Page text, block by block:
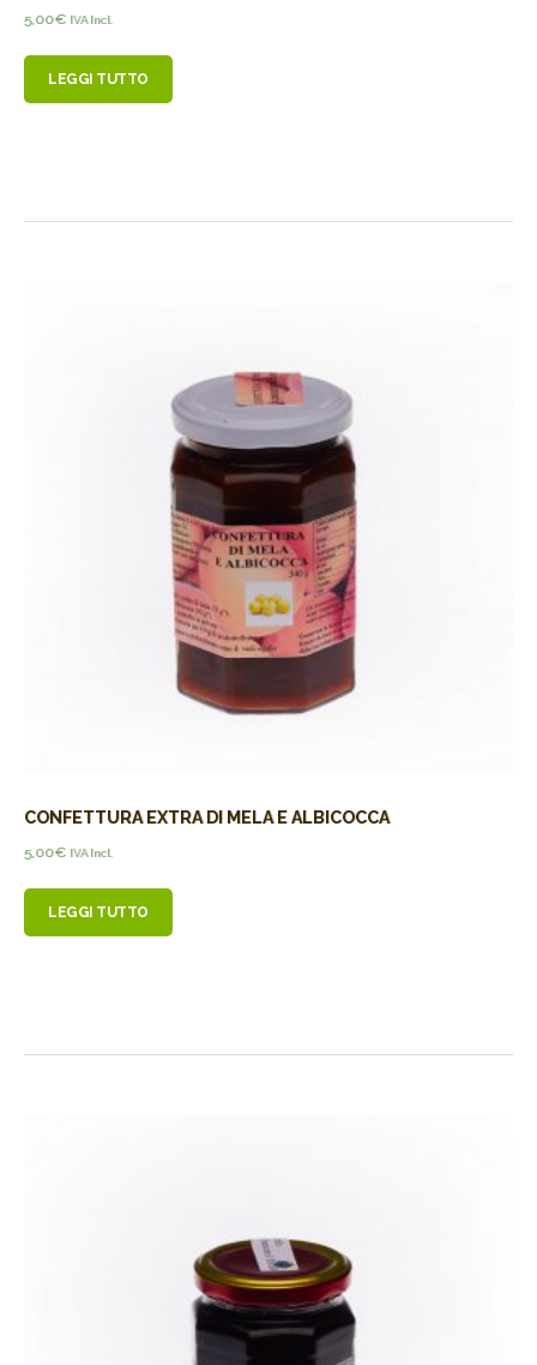
5,00€ IVA Incl.
LEGGI TUTTO
CONFETTURA EXTRA DI MELA E ALBICOCCA
5,00€ IVA Incl.
LEGGI TUTTO